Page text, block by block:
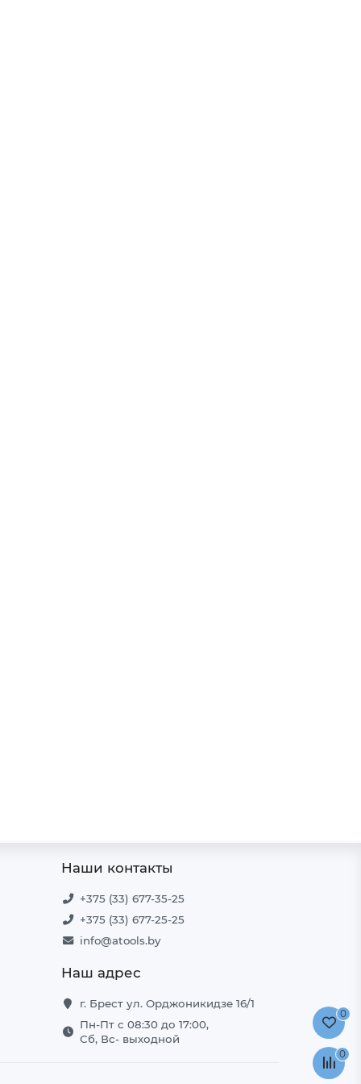
Наши контакты
+375 (33) 677-35-25
+375 (33) 677-25-25
info@atools.by
Наш адрес
г. Брест ул. Орджоникидзе 16/1
Пн-Пт с 08:30 до 17:00,
Сб, Вс- выходной
0
0